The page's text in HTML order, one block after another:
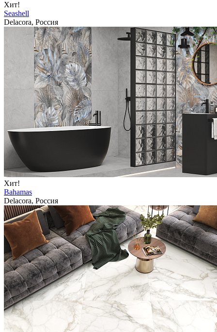
Хит!
Seashell
Delacora, Россия
Хит!
Bahamas
Delacora, Россия